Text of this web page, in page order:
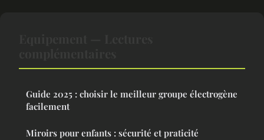
Guide 2025 : choisir le meilleur groupe électrogène
facilement
Miroirs pour enfants : sécurité et praticité